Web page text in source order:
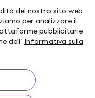
del nostro sito web.
per analizzare il
pubblicitarie
dell’Informativa sulla